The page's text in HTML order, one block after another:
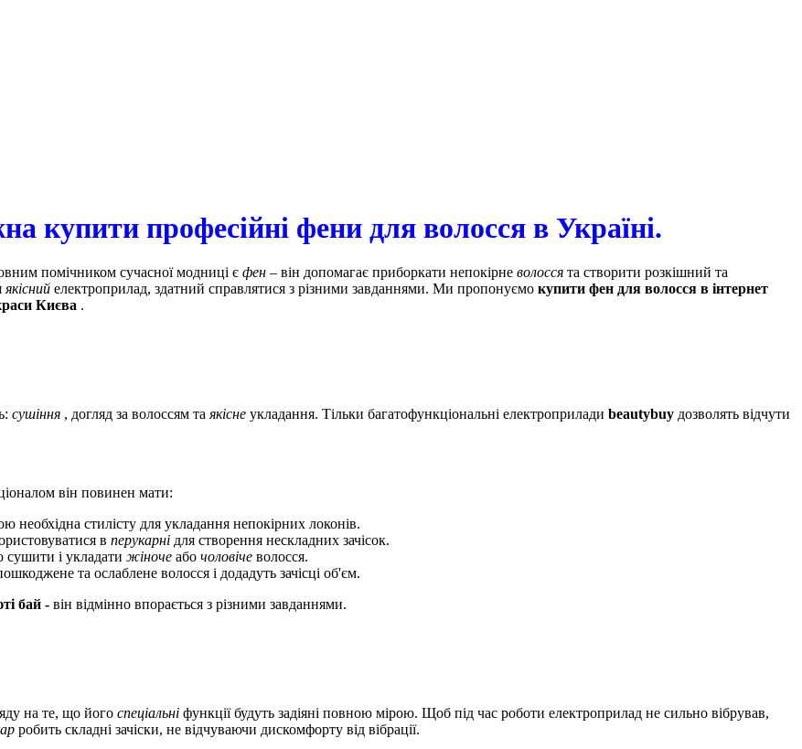
купити професійні фени для волосся в Україні.
помічником сучасної модниці є фен – він допомагає приборкати непокірне волосся та створити розкішний та
якісний електроприлад, здатний справлятися з різними завданнями. Ми пропонуємо купити фен для волосся в інтернет
Києва .
сушіння , догляд за волоссям та якісне укладання. Тільки багатофункціональні електроприлади beautybuy дозволять відчути
він повинен мати:
необхідна стилісту для укладання непокірних локонів.
в перукарні для створення нескладних зачісок.
сушити і укладати жіноче або чоловіче волосся.
та ослаблене волосся і додадуть зачісці об'єм.
бай - він відмінно впорається з різними завданнями.
на те, що його спеціальні функції будуть задіяні повною мірою. Щоб під час роботи електроприлад не сильно вібрував,
робить складні зачіски, не відчуваючи дискомфорту від вібрації.